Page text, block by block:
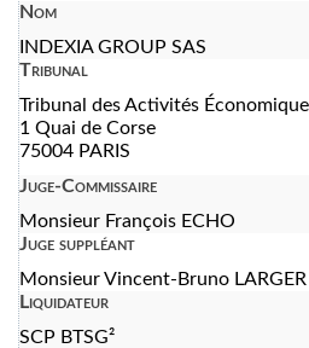
Nom
INDEXIA GROUP SAS
Tribunal
Tribunal des Activités
1 Quai de Corse
75004 PARIS
Juge-Commissaire
Monsieur François ECHO
Juge suppléant
Monsieur Vincent-Bruno LARGER
Liquidateur
SCP BTSG²